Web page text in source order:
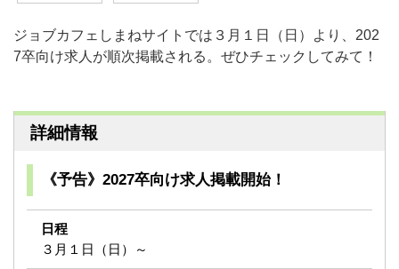
ジョブカフェしまねサイトでは３月１日（日）より、202
7卒向け求人が順次掲載される。ぜひチェックしてみて！
詳細情報
《予告》2027卒向け求人掲載開始！
日程
３月１日（日）～